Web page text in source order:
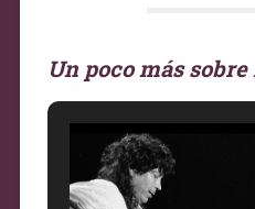
Un poco más